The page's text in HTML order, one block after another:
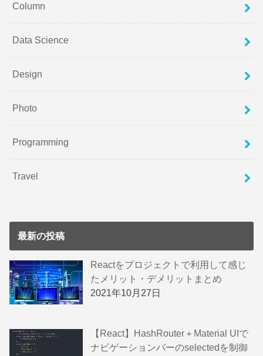
Column
Data Science
Design
Photo
Programming
Travel
最新の投稿
Reactをプロジェクトで利用して感じ
たメリット・デメリットまとめ
2021年10月27日
【React】HashRouter＋Material UIで
ナビゲーションバーのselectedを制御